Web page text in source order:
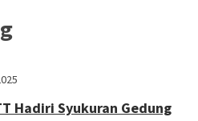
Hadiri Syukuran Gedung